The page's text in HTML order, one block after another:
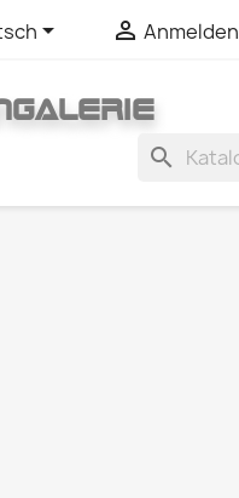
  Anmelden
search